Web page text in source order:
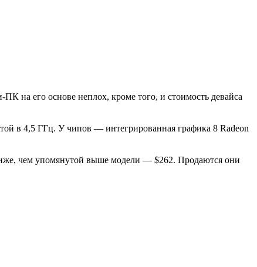
на его основе неплох, кроме того, и стоимость девайса
в 4,5 ГГц. У чипов — интегрированная графика 8 Radeon
чем упомянутой выше модели — $262. Продаются они